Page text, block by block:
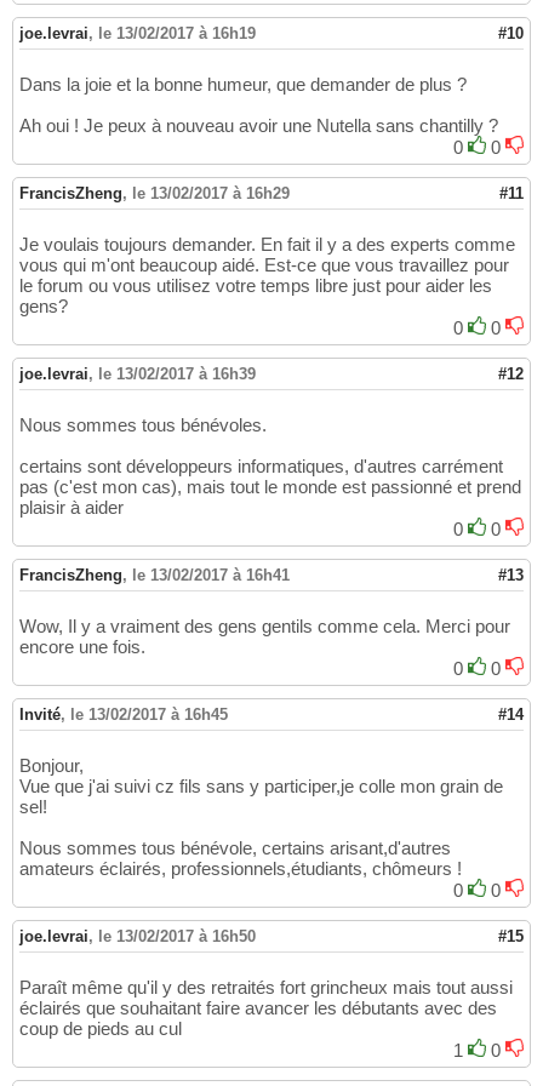
61
62
63
65
66
67
        .Cells
(1).Sort key1:=.Range("B2"),
End With
End Sub
joe.levrai, le 13/02/2017 à 16h19 #10
Dans la joie et la bonne humeur, que demander de plus ?
Ah oui ! Je peux à nouveau avoir une Nutella sans chantilly ?
0
0
FrancisZheng, le 13/02/2017 à 16h29 #11
Je voulais toujours demander. En fait il y a des experts comme
vous qui m'ont beaucoup aidé. Est-ce que vous travaillez pour
le forum ou vous utilisez votre temps libre just pour aider les
gens?
0
0
joe.levrai, le 13/02/2017 à 16h39 #12
Nous sommes tous bénévoles.
certains sont développeurs informatiques, d'autres carrément
pas (c'est mon cas), mais tout le monde est passionné et prend
plaisir à aider
0
0
FrancisZheng, le 13/02/2017 à 16h41 #13
Wow, Il y a vraiment des gens gentils comme cela. Merci pour
encore une fois.
0
0
Invité, le 13/02/2017 à 16h45 #14
Bonjour,
Vue que j'ai suivi cz fils sans y participer,je colle mon grain de
sel!
Nous sommes tous bénévole, certains arisant,d'autres
amateurs éclairés, professionnels,étudiants, chômeurs !
0
0
joe.levrai, le 13/02/2017 à 16h50 #15
Paraît même qu'il y des retraités fort grincheux mais tout aussi
éclairés que souhaitant faire avancer les débutants avec des
coup de pieds au cul
1
0